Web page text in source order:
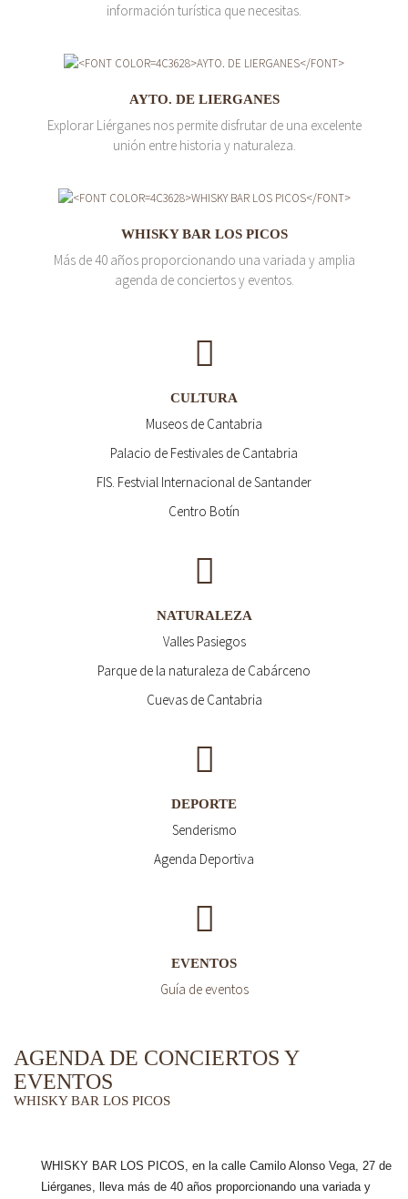
información turística que necesitas.
AYTO. DE LIERGANES
Explorar Liérganes nos permite disfrutar de una excelente
unión entre historia y naturaleza.
WHISKY BAR LOS PICOS
Más de 40 años proporcionando una variada y amplia
agenda de conciertos y eventos.
CULTURA
Museos de Cantabria
Palacio de Festivales de Cantabria
FIS. Festvial Internacional de Santander
Centro Botín
NATURALEZA
Valles Pasiegos
Parque de la naturaleza de Cabárceno
Cuevas de Cantabria
DEPORTE
Senderismo
Agenda Deportiva
EVENTOS
Guía de eventos
AGENDA DE CONCIERTOS Y
EVENTOS
WHISKY BAR LOS PICOS
WHISKY BAR LOS PICOS, en la calle Camilo Alonso Vega, 27 de
Liérganes, lleva más de 40 años proporcionando una variada y